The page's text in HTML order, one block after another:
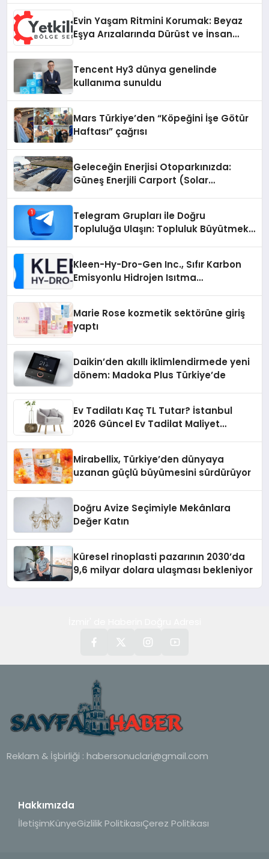
Evin Yaşam Ritmini Korumak: Beyaz
Eşya Arızalarında Dürüst ve İnsan
Tencent Hy3 dünya genelinde
kullanıma sunuldu
Mars Türkiye’den “Köpeğini İşe Götür
Haftası” çağrısı
Geleceğin Enerjisi Otoparkınızda:
Güneş Enerjili Carport (Solar
Telegram Grupları ile Doğru
Topluluğa Ulaşın: Topluluk Büyütmek
Kleen-Hy-Dro-Gen Inc., Sıfır Karbon
Emisyonlu Hidrojen Isıtma
Marie Rose kozmetik sektörüne giriş
yaptı
Daikin’den akıllı iklimlendirmede yeni
dönem: Madoka Plus Türkiye’de
Ev Tadilatı Kaç TL Tutar? İstanbul
2026 Güncel Ev Tadilat Maliyet
Mirabellix, Türkiye’den dünyaya
uzanan güçlü büyümesini sürdürüyor
Doğru Avize Seçimiyle Mekânlara
Değer Katın
Küresel rinoplasti pazarının 2030’da
9,6 milyar dolara ulaşması bekleniyor
Reklam & İşbirliği : habersonuclari@gmail.com
Hakkımızda
İletişimKünyeGizlilik PolitikasıÇerez Politikası